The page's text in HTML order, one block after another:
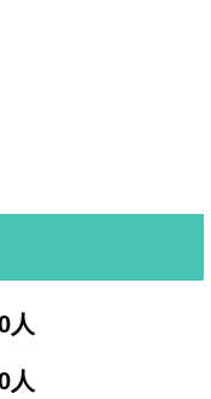
人
人